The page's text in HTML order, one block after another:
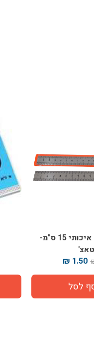
סרגל מתכת איכותי 15 ס"מ-
טאצ'
1.50 ₪